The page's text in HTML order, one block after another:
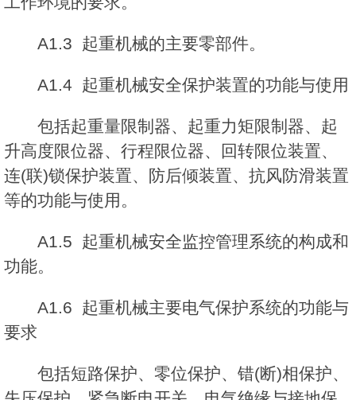
A1.3 起重机械的主要零部件。
A1.4 起重机械安全保护装置的功能与使用
包括起重量限制器、起重力矩限制器、起
升高度限位器、行程限位器、回转限位装置、
连(联)锁保护装置、防后倾装置、抗风防滑装置
等的功能与使用。
A1.5 起重机械安全监控管理系统的构成和
功能。
A1.6 起重机械主要电气保护系统的功能与
要求
包括短路保护、零位保护、错(断)相保护、